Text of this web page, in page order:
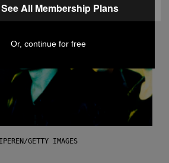
GETTY IMAGES
See All Membership Plans
Or, continue for free